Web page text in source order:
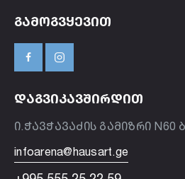
ᲒᲐᲛᲝᲒᲕᲧᲔᲕᲘᲗ
ᲓᲐᲒᲕᲘᲙᲐᲕᲨᲘᲠᲓᲘᲗ
ი.ჭავჭავაძის გამიზრი N60
infoarena@hausart.ge